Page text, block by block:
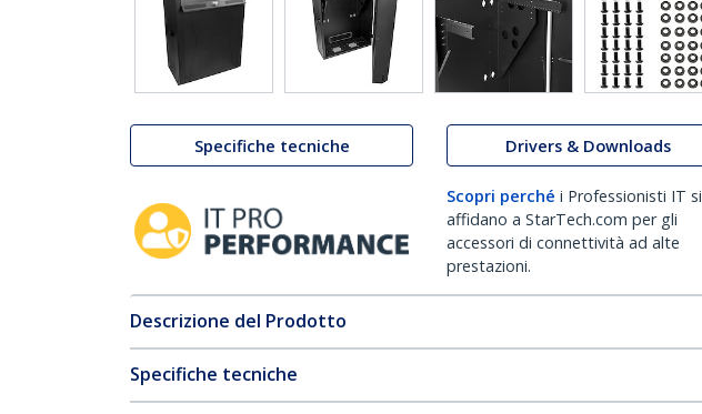
Specifiche tecniche Drivers & Downloads
Scopri perché i Professionisti IT si
affidano a StarTech.com per gli
accessori di connettività ad alte
prestazioni.
Descrizione del Prodotto
Specifiche tecniche